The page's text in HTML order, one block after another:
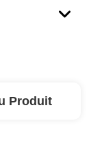
Produit